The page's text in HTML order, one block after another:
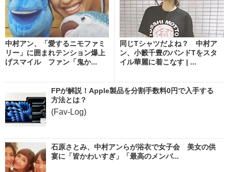
中村アン、「愛するニモファミ
リー」に囲まれテンション爆上
げスマイル ファン「鬼か...
同じTシャツだよね？ 中村ア
ン、小籔千豊のバンドTをスタ
イル華麗に着こなす | ...
FPが解説！Apple製品を分割手数料0円で入手する
方法とは？
(Fav-Log)
石原さとみ、中村アンらが浴衣で女子会 美女の供
宴に「皆かわいすぎ」「最高のメンバ...